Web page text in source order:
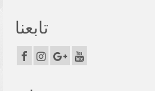
تابعنا